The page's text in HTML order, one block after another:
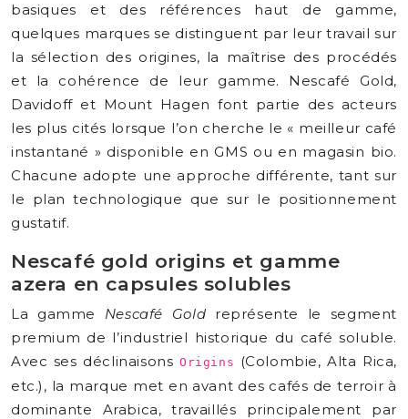
basiques et des références haut de gamme,
quelques marques se distinguent par leur travail sur
la sélection des origines, la maîtrise des procédés
et la cohérence de leur gamme. Nescafé Gold,
Davidoff et Mount Hagen font partie des acteurs
les plus cités lorsque l’on cherche le « meilleur café
instantané » disponible en GMS ou en magasin bio.
Chacune adopte une approche différente, tant sur
le plan technologique que sur le positionnement
gustatif.
Nescafé gold origins et gamme
azera en capsules solubles
La gamme Nescafé Gold représente le segment
premium de l’industriel historique du café soluble.
Avec ses déclinaisons Origins
(Colombie, Alta Rica,
etc.), la marque met en avant des cafés de terroir à
dominante Arabica, travaillés principalement par